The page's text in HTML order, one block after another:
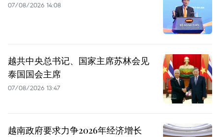
07/08/2026 14:08
越共中央总书记、国家主席苏林会见
泰国国会主席
07/08/2026 13:47
越南政府要求力争2026年经济增长